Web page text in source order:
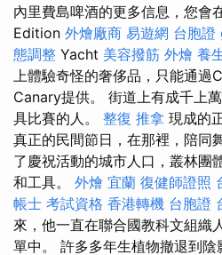
內里費島啤酒的更多信息，您會
Edition 外燴廠商 易遊網 台胞證
態調整 Yacht 美容撥筋 外燴 養
上體驗奇怪的奢侈品，只能通過
Canary提供。 街道上有成千上
具比賽的人。 整復 推拿 現成的
真正的民間節日，在那裡，陪同
了慶祝活動的城市人口，叢林團
和工具。 外燴 宜蘭 復健師證照
帳士 考試資格 香港轉機 台胞證
來，他一直在聯合國教科文組織
單中。 許多多年生植物撤退到